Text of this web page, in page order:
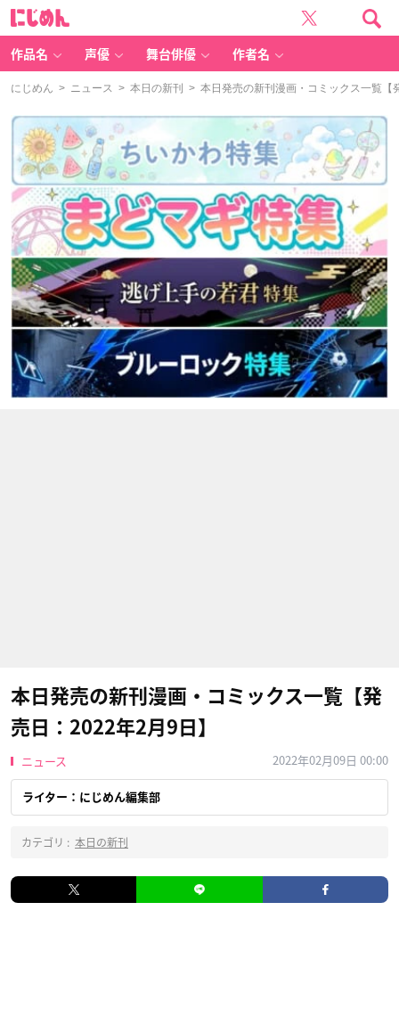
作品名 声優 舞台俳優 作者名
にじめん > ニュース > 本日の新刊 > 本日発売の新刊漫画・コミックス一覧【
本日発売の新刊漫画・コミックス一覧【発
売日：2022年2月9日】
ニュース 2022年02月09日 00:00
ライター：にじめん編集部
カテゴリ : 本日の新刊